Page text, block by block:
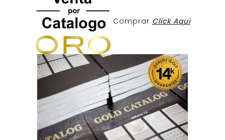
Comprar Click Aqui